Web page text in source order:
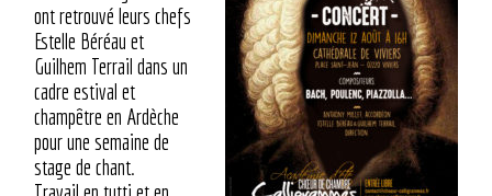
ont retrouvé leurs chefs
Estelle Béréau et
Guilhem Terrail dans un
cadre estival et
champêtre en Ardèche
pour une semaine de
stage de chant.